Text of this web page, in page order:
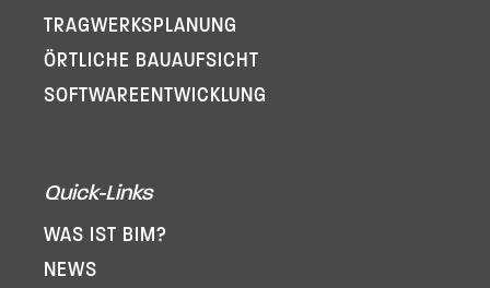
TRAGWERKSPLANUNG
ÖRTLICHE BAUAUFSICHT
SOFTWARE­ENTWICKLUNG
Quick-Links
WAS IST BIM?
NEWS